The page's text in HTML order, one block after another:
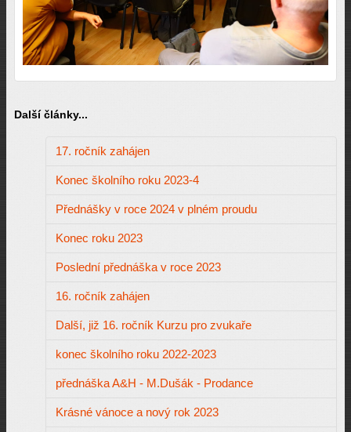
Další články...
17. ročník zahájen
Konec školního roku 2023-4
Přednášky v roce 2024 v plném proudu
Konec roku 2023
Poslední přednáška v roce 2023
16. ročník zahájen
Další, již 16. ročník Kurzu pro zvukaře
konec školního roku 2022-2023
přednáška A&H - M.Dušák - Prodance
Krásné vánoce a nový rok 2023